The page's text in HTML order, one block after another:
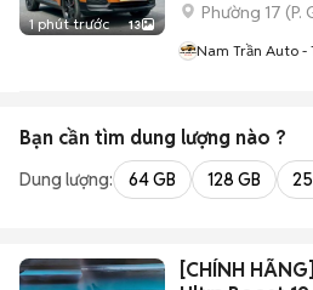
1 phút trước 13
Phường 17 (P.
Nam Trần Auto -
Bạn cần tìm dung lượng nào ?
Dung lượng: 64 GB 128 GB
[CHÍNH